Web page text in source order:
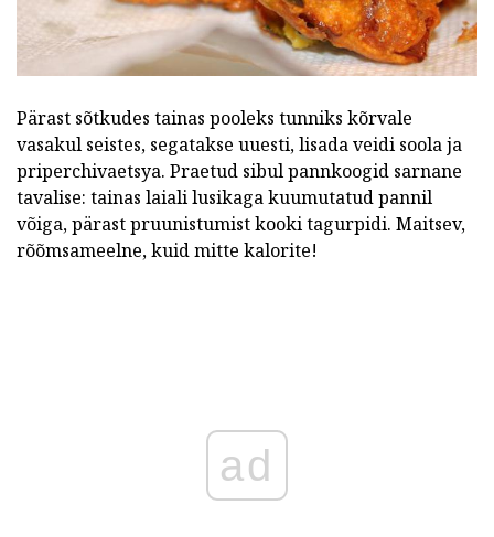
Pärast sõtkudes tainas pooleks tunniks kõrvale
vasakul seistes, segatakse uuesti, lisada veidi soola ja
priperchivaetsya. Praetud sibul pannkoogid sarnane
tavalise: tainas laiali lusikaga kuumutatud pannil
võiga, pärast pruunistumist kooki tagurpidi. Maitsev,
rõõmsameelne, kuid mitte kalorite!
ad